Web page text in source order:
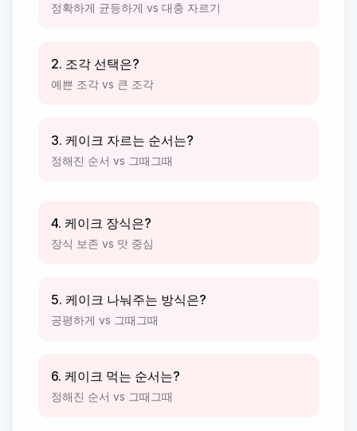
정확하게 균등하게 vs 대충 자르기
2. 조각 선택은?
예쁜 조각 vs 큰 조각
3. 케이크 자르는 순서는?
정해진 순서 vs 그때그때
4. 케이크 장식은?
장식 보존 vs 맛 중심
5. 케이크 나눠주는 방식은?
공평하게 vs 그때그때
6. 케이크 먹는 순서는?
정해진 순서 vs 그때그때